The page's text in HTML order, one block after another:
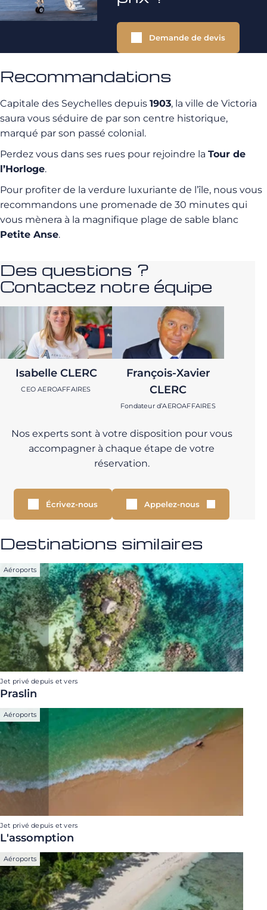
Demande de devis
Recommandations
Capitale des Seychelles depuis 1903, la ville de Victoria
saura vous séduire de par son centre historique,
marqué par son passé colonial.
Perdez vous dans ses rues pour rejoindre la Tour de
l’Horloge.
Pour profiter de la verdure luxuriante de l’île, nous vous
recommandons une promenade de 30 minutes qui
vous mènera à la magnifique plage de sable blanc
Petite Anse.
Des questions ?
Contactez notre équipe
Isabelle CLERC
CEO AEROAFFAIRES
François-Xavier
CLERC
Fondateur d’AEROAFFAIRES
Nos experts sont à votre disposition pour vous
accompagner à chaque étape de votre
réservation.
Écrivez-nous Appelez-nous
Destinations similaires
Aéroports
Jet privé depuis et vers
Praslin
Aéroports
Jet privé depuis et vers
L'assomption
Aéroports